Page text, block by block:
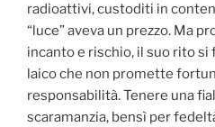
radioattivi, custoditi in
“luce” aveva un prezzo. Ma
incanto e rischio, il suo rito si
laico che non promette
responsabilità. Tenere una
scaramanzia, bensì per